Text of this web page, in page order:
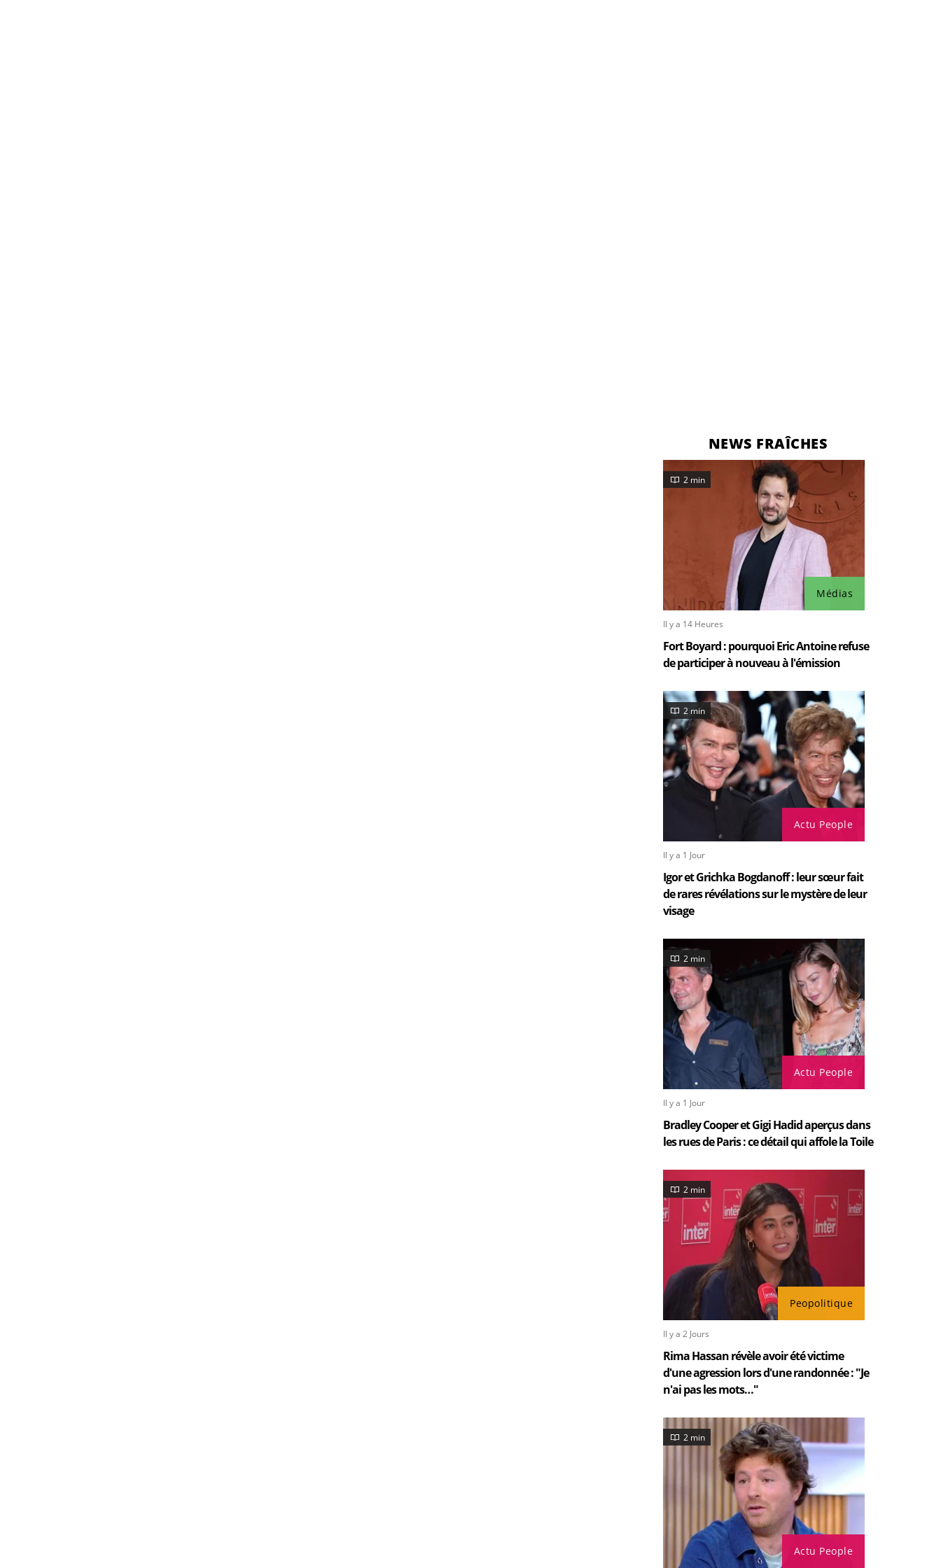
NEWS FRAÎCHES
Médias
2 min
Il y a 14 Heures
Fort Boyard : pourquoi Eric Antoine refuse
de participer à nouveau à l'émission
Actu People
2 min
Il y a 1 Jour
Igor et Grichka Bogdanoff : leur sœur fait
de rares révélations sur le mystère de leur
visage
Actu People
2 min
Il y a 1 Jour
Bradley Cooper et Gigi Hadid aperçus dans
les rues de Paris : ce détail qui affole la Toile
Peopolitique
2 min
Il y a 2 Jours
Rima Hassan révèle avoir été victime
d'une agression lors d'une randonnée : "Je
n'ai pas les mots…"
Actu People
2 min